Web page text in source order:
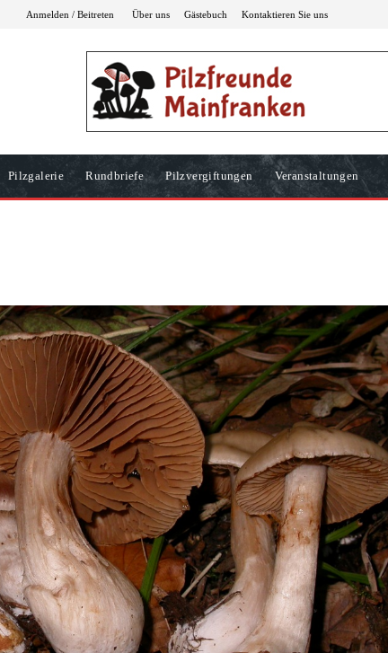
Anmelden / Beitreten Über uns Gästebuch Kontaktieren Sie uns
Pilzgalerie Rundbriefe Pilzvergiftungen Veranstaltungen